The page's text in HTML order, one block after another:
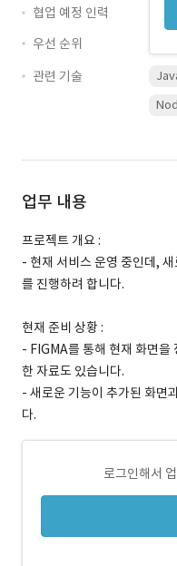
협업 예정 인력
우선 순위
관련 기술
업무 내용
프로젝트 개요 :
- 현재 서비스 운영 중인데,
를 진행하려 합니다.
현재 준비 상황 :
- FIGMA를 통해 현재 화면을
한 자료도 있습니다.
- 새로운 기능이 추가된 화면
다.
로그인해서